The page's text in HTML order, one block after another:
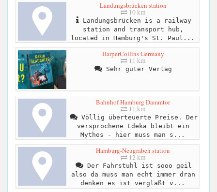
Landungsbrücken station
10 km
Landungsbrücken is a railway
station and transport hub,
located in Hamburg's St. Paul...
HarperCollins Germany
11 km
Sehr guter Verlag
Bahnhof Hamburg Dammtor
11 km
Völlig überteuerte Preise. Der
versprochene Edeka bleibt ein
Mythos - hier muss man s...
Hamburg-Neugraben station
12 km
Der Fahrstuhl ist sooo geil
also da muss man echt immer dran
denken es ist verglaßt v...